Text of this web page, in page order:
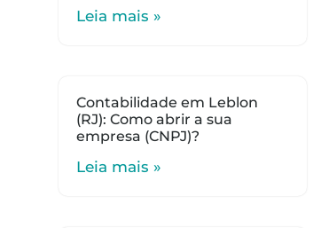
Leia mais »
Contabilidade em Leblon
(RJ): Como abrir a sua
empresa (CNPJ)?
Leia mais »